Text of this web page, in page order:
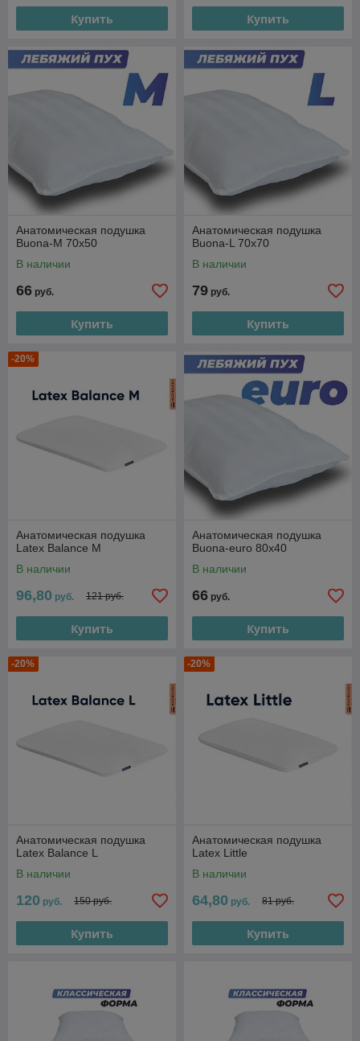
Купить Купить
Анатомическая подушка
Buona-M 70х50
В наличии
66 руб.
Купить
Анатомическая подушка
Buona-L 70х70
В наличии
79 руб.
Купить
-20%
Анатомическая подушка
Latex Balance M
В наличии
96,80 руб. 121 руб.
Купить
Анатомическая подушка
Buona-euro 80х40
В наличии
66 руб.
Купить
-20%
Анатомическая подушка
Latex Balance L
В наличии
120 руб. 150 руб.
Купить
-20%
Анатомическая подушка
Latex Little
В наличии
64,80 руб. 81 руб.
Купить